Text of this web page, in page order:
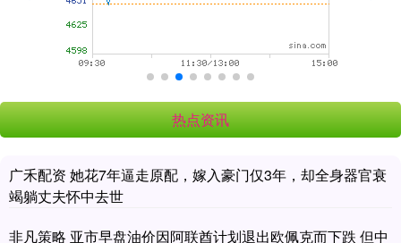
热点资讯
广禾配资 她花7年逼走原配，嫁入豪门仅3年，却全身器官衰
竭躺丈夫怀中去世
非凡策略 亚市早盘油价因阿联酋计划退出欧佩克而下跌 但中